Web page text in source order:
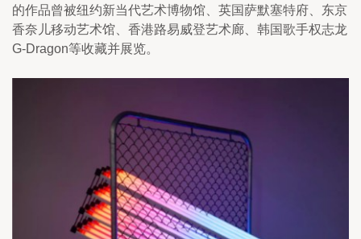
的作品曾被纽约新当代艺术博物馆、英国萨默塞特府、东京
香奈儿移动艺术馆、香港路易威登艺术廊、韩国歌手权志龙
G-Dragon等收藏并展览。